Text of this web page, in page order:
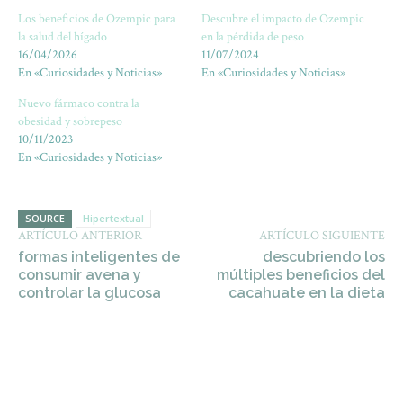
Los beneficios de Ozempic para
la salud del hígado
16/04/2026
En «Curiosidades y Noticias»
Descubre el impacto de Ozempic
en la pérdida de peso
11/07/2024
En «Curiosidades y Noticias»
Nuevo fármaco contra la
obesidad y sobrepeso
10/11/2023
En «Curiosidades y Noticias»
SOURCE Hipertextual
ARTÍCULO ANTERIOR
formas inteligentes de
consumir avena y
controlar la glucosa
ARTÍCULO SIGUIENTE
descubriendo los
múltiples beneficios del
cacahuate en la dieta